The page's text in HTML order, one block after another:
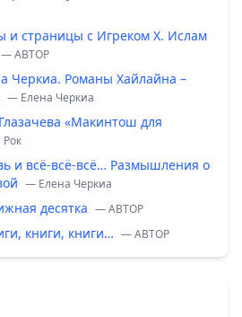
и страницы с Игреком Х. Ислам
— ABTOP
Черкиа. Романы Хайлайна –
— Елена Черкиа
«Макинтош для
и всё-всё-всё… Размышления о
— Елена Черкиа
десятка — ABTOP
книги, книги… — ABTOP